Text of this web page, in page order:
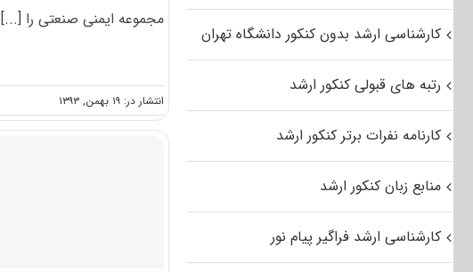
مجموعه ایمنی صنعتی را [...]
انتشار در: ۱۹ بهمن, ۱۳۹۳
کارشناسی ارشد بدون کنکور دانشگاه تهران
رتبه های قبولی کنکور ارشد
کارنامه نفرات برتر کنکور ارشد
منابع زبان کنکور ارشد
کارشناسی ارشد فراگیر پیام نور